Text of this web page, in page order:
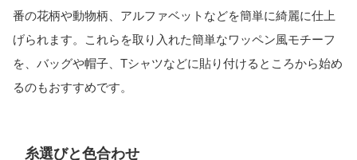
番の花柄や動物柄、アルファベットなどを簡単に綺麗に仕上
げられます。これらを取り入れた簡単なワッペン風モチーフ
を、バッグや帽子、Tシャツなどに貼り付けるところから始め
るのもおすすめです。
糸選びと色合わせ